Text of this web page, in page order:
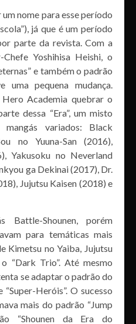
nome para esse período
já que é um período
parte da revista. Com a
Yoshihisa Heishi, o
e também o padrão
uma pequena mudança.
Academia quebrar o
dessa “Era”, um misto
variados: Black
no Yuuna-San (2016),
Yakusoku no Neverland
ga Dekinai (2017), Dr.
Jujutsu Kaisen (2018) e
Battle-Shounen, porém
para temáticas mais
Kimetsu no Yaiba, Jujutsu
“Dark Trio”. Até mesmo
se adaptar o padrão do
Heróis”. O sucesso
mais do padrão “Jump
“Shounen da Era do